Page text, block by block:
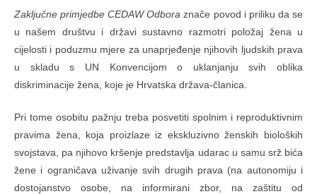
Zaključne primjedbe CEDAW Odbora znače povod i priliku da se
u našem društvu i državi sustavno razmotri položaj žena u
cijelosti i poduzmu mjere za unaprjeđenje njihovih ljudskih prava
u skladu s UN Konvencijom o uklanjanju svih oblika
diskriminacije žena, koje je Hrvatska država-članica.
Pri tome osobitu pažnju treba posvetiti spolnim i reproduktivnim
pravima žena, koja proizlaze iz ekskluzivno ženskih bioloških
svojstava, pa njihovo kršenje predstavlja udarac u samu srž bića
žene i ograničava uživanje svih drugih prava (na autonomiju i
dostojanstvo osobe, na informirani zbor, na zaštitu od